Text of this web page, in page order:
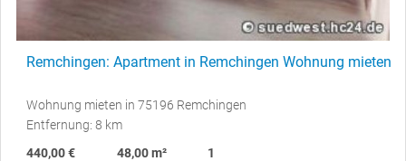
Remchingen: Apartment in Remchingen Wohnung mieten
Wohnung mieten in 75196 Remchingen
Entfernung: 8 km
440,00 €
48,00 m²
1